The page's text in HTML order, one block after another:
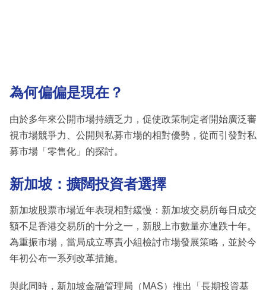
為何偏偏是現在？
由於多年來公開市場持續乏力，促使政策制定者開始廣泛審
視市場競爭力、公開與私募市場的相對優勢，從而引發對私
募市場「零售化」的探討。
新加坡：擴闊投資者選擇
新加坡股票市場近年表現相對緩慢：新加坡交易所每日成交
額不足香港交易所的十分之一，新股上市數量亦連跌十年。
為重振市場，當局成立專責小組檢討市場發展策略，並於今
年初公布一系列改革措施。
與此同時，新加坡金融管理局（MAS）推出「長期投資基